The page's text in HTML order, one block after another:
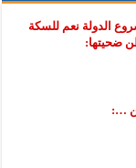
الدولة نعم للسكة
ضحيتها:
…: